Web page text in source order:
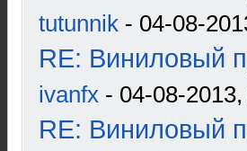
tutunnik - 04-08-
RE: Виниловый
ivanfx - 04-08-
RE: Виниловый